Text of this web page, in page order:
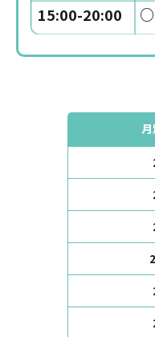
15:00-20:00
○